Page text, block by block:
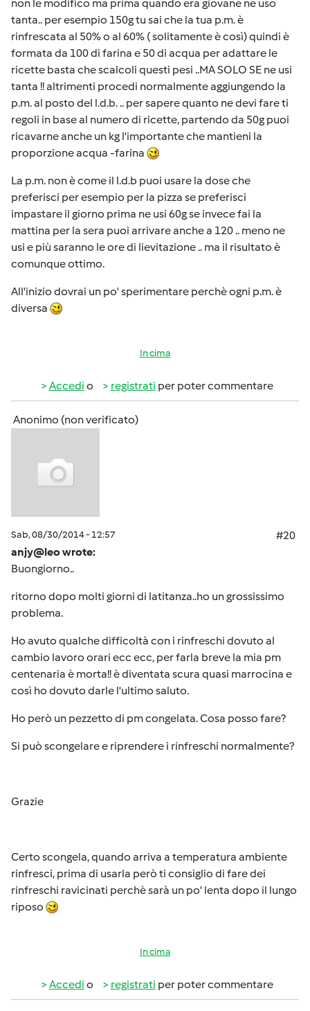
non le modifico ma prima quando era giovane ne uso
tanta.. per esempio 150g tu sai che la tua p.m. è
rinfrescata al 50% o al 60% ( solitamente è così) quindi è
formata da 100 di farina e 50 di acqua per adattare le
ricette basta che scalcoli questi pesi ..MA SOLO SE ne usi
tanta !! altrimenti procedi normalmente aggiungendo la
p.m. al posto del l.d.b. .. per sapere quanto ne devi fare ti
regoli in base al numero di ricette, partendo da 50g puoi
ricavarne anche un kg l'importante che mantieni la
proporzione acqua -farina
La p.m. non è come il l.d.b puoi usare la dose che
preferisci per esempio per la pizza se preferisci
impastare il giorno prima ne usi 60g se invece fai la
mattina per la sera puoi arrivare anche a 120 .. meno ne
usi e più saranno le ore di lievitazione .. ma il risultato è
comunque ottimo.
All'inizio dovrai un po' sperimentare perchè ogni p.m. è
diversa
In cima
Accedi o registrati per poter commentare
Anonimo (non verificato)
Sab, 08/30/2014 - 12:57
#20
anjy@leo wrote:
Buongiorno..
ritorno dopo molti giorni di latitanza..ho un grossissimo
problema.
Ho avuto qualche difficoltà con i rinfreschi dovuto al
cambio lavoro orari ecc ecc, per farla breve la mia pm
centenaria è morta!! è diventata scura quasi marrocina e
così ho dovuto darle l'ultimo saluto.
Ho però un pezzetto di pm congelata. Cosa posso fare?
Si può scongelare e riprendere i rinfreschi normalmente?
Grazie
Certo scongela, quando arriva a temperatura ambiente
rinfresci, prima di usarla però ti consiglio di fare dei
rinfreschi ravicinati perchè sarà un po' lenta dopo il lungo
riposo
In cima
Accedi o registrati per poter commentare